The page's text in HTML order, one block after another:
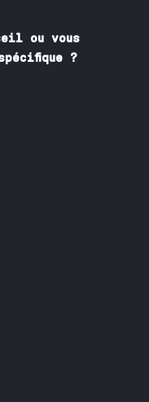
ou vous
?